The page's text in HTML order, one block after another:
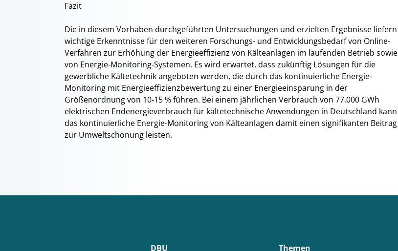
Fazit
Die in diesem Vorhaben durchgeführten Untersuchungen und erzielten Ergebnisse liefern
wichtige Erkenntnisse für den weiteren Forschungs- und Entwicklungsbedarf von Online-
Verfahren zur Erhöhung der Energieeffizienz von Kälteanlagen im laufenden Betrieb sowie
von Energie-Monitoring-Systemen. Es wird erwartet, dass zukünftig Lösungen für die
gewerbliche Kältetechnik angeboten werden, die durch das kontinuierliche Energie-
Monitoring mit Energieeffizienzbewertung zu einer Energieeinsparung in der
Größenordnung von 10-15 % führen. Bei einem jährlichen Verbrauch von 77.000 GWh
elektrischen Endenergieverbrauch für kältetechnische Anwendungen in Deutschland kann
das kontinuierliche Energie-Monitoring von Kälteanlagen damit einen signifikanten Beitrag
zur Umweltschonung leisten.
DBU Themen